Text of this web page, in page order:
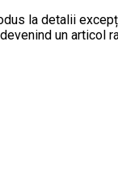
la detalii
un articol